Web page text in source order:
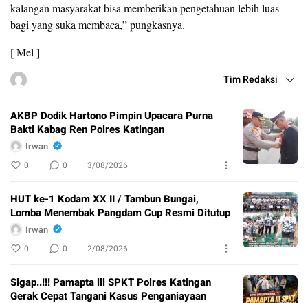
kalangan masyarakat bisa memberikan pengetahuan lebih luas
bagi yang suka membaca,” pungkasnya.
[ Mel ]
Tim Redaksi
AKBP Dodik Hartono Pimpin Upacara Purna
Bakti Kabag Ren Polres Katingan
Irwan
0 0 3/08/2026
HUT ke-1 Kodam XX II / Tambun Bungai,
Lomba Menembak Pangdam Cup Resmi Ditutup
Irwan
0 0 2/08/2026
Sigap..!!! Pamapta lll SPKT Polres Katingan
Gerak Cepat Tangani Kasus Penganiayaan